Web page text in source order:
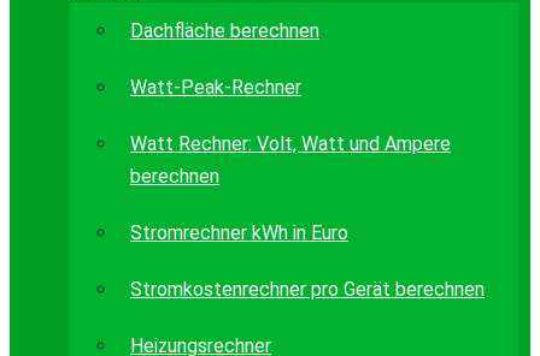
Dachfläche berechnen
Watt-Peak-Rechner
Watt Rechner: Volt, Watt und Ampere
berechnen
Stromrechner kWh in Euro
Stromkostenrechner pro Gerät berechnen
Heizungsrechner